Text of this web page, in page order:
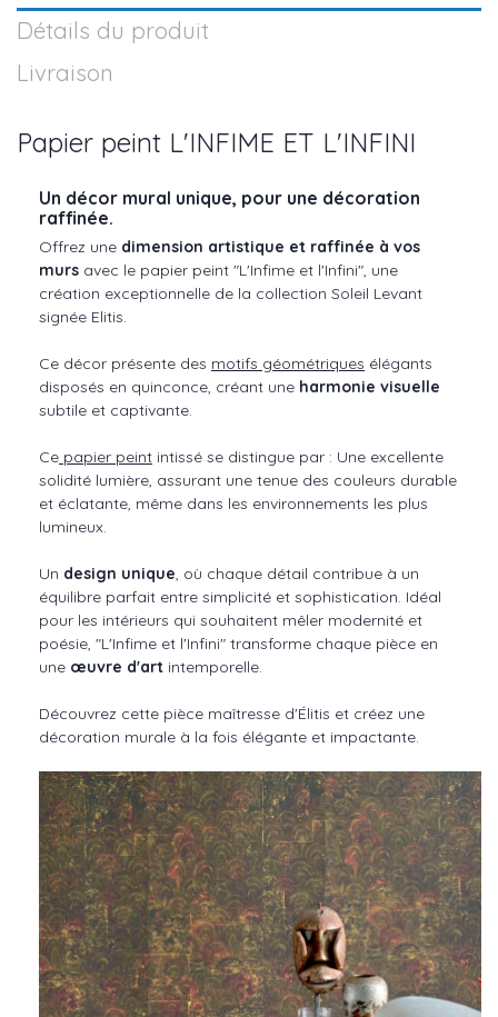
Détails du produit
Livraison
Papier peint L'INFIME ET L'INFINI
Un décor mural unique, pour une décoration
raffinée.
Offrez une dimension artistique et raffinée à vos
murs avec le papier peint "L'Infime et l'Infini", une
création exceptionnelle de la collection Soleil Levant
signée Elitis.
Ce décor présente des motifs géométriques élégants
disposés en quinconce, créant une harmonie visuelle
subtile et captivante.
Ce papier peint intissé se distingue par : Une excellente
solidité lumière, assurant une tenue des couleurs durable
et éclatante, même dans les environnements les plus
lumineux.
Un design unique, où chaque détail contribue à un
équilibre parfait entre simplicité et sophistication. Idéal
pour les intérieurs qui souhaitent mêler modernité et
poésie, "L'Infime et l'Infini" transforme chaque pièce en
une œuvre d'art intemporelle.
Découvrez cette pièce maîtresse d'Élitis et créez une
décoration murale à la fois élégante et impactante.